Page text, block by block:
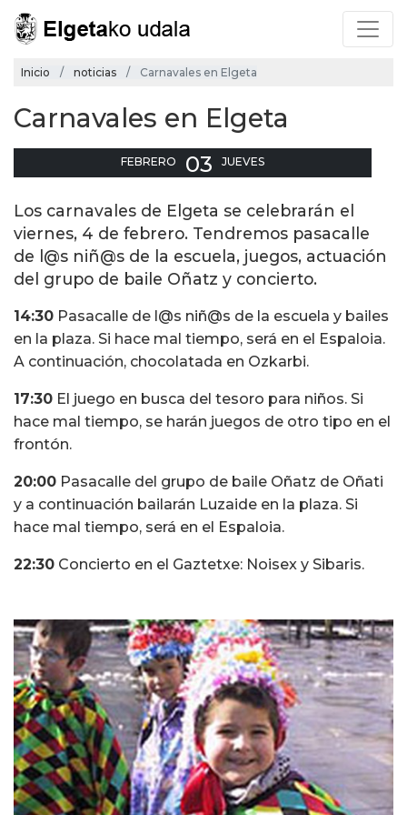
Inicio noticias Carnavales en Elgeta
Carnavales en Elgeta
FEBRERO 03 JUEVES
Los carnavales de Elgeta se celebrarán el
viernes, 4 de febrero. Tendremos pasacalle
de l@s niñ@s de la escuela, juegos, actuación
del grupo de baile Oñatz y concierto.
14:30 Pasacalle de l@s niñ@s de la escuela y bailes
en la plaza. Si hace mal tiempo, será en el Espaloia.
A continuación, chocolatada en Ozkarbi.
17:30 El juego en busca del tesoro para niños. Si
hace mal tiempo, se harán juegos de otro tipo en el
frontón.
20:00 Pasacalle del grupo de baile Oñatz de Oñati
y a continuación bailarán Luzaide en la plaza. Si
hace mal tiempo, será en el Espaloia.
22:30 Concierto en el Gaztetxe: Noisex y Sibaris.